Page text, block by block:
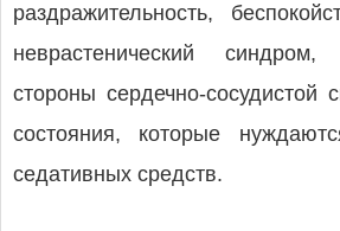
раздражительность,
неврастенический
стороны сердечно-сосудистой
состояния, которые
седативных средств.